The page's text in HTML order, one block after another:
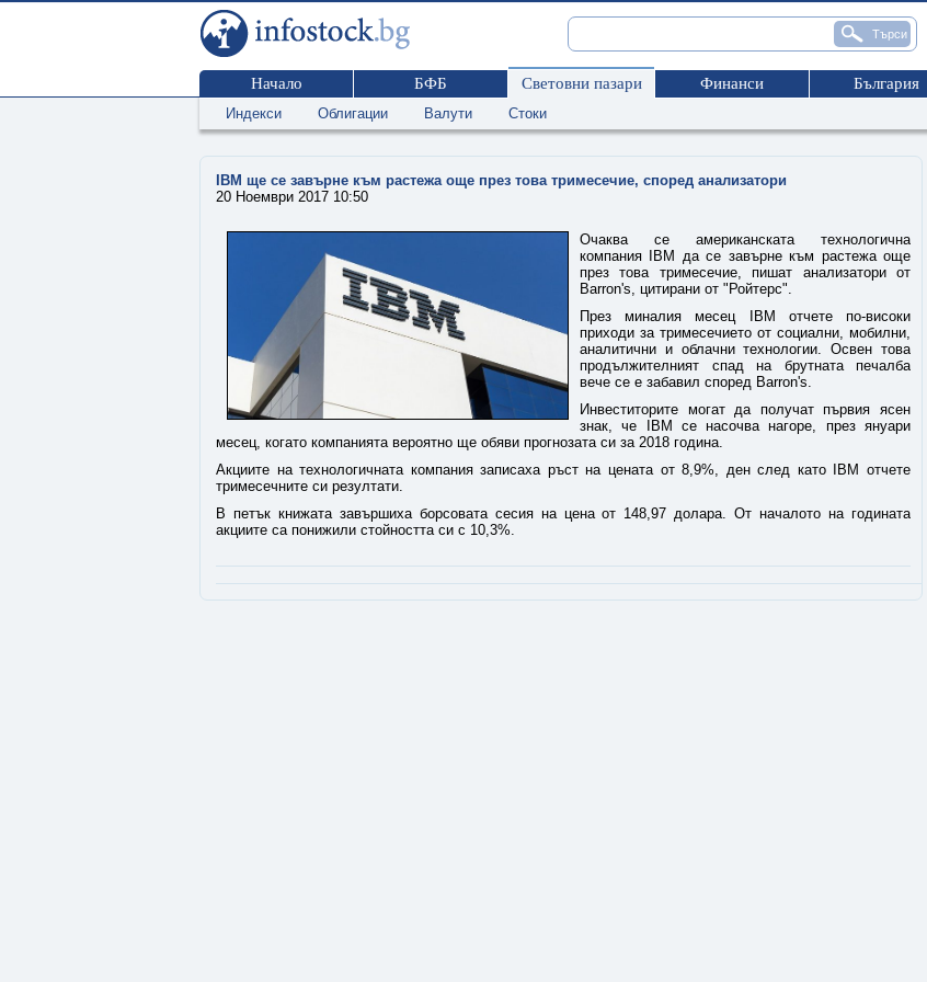
Начало БФБ Световни пазари Финанси България
Индекси Облигации Валути Стоки
IBM ще се завърне към растежа още през това тримесечие, според анализатори
20 Ноември 2017 10:50
Очаква се американската технологична
компания IBM да се завърне към растежа още
през това тримесечие, пишат анализатори от
Barron's, цитирани от "Ройтерс".
През миналия месец IBM отчете по-високи
приходи за тримесечието от социални, мобилни,
аналитични и облачни технологии. Освен това
продължителният спад на брутната печалба
вече се е забавил според Barron's.
Инвеститорите могат да получат първия ясен
знак, че IBM се насочва нагоре, през януари
месец, когато компанията вероятно ще обяви прогнозата си за 2018 година.
Акциите на технологичната компания записаха ръст на цената от 8,9%, ден след като IBM отчете
тримесечните си резултати.
В петък книжата завършиха борсовата сесия на цена от 148,97 долара. От началото на годината
акциите са понижили стойността си с 10,3%.